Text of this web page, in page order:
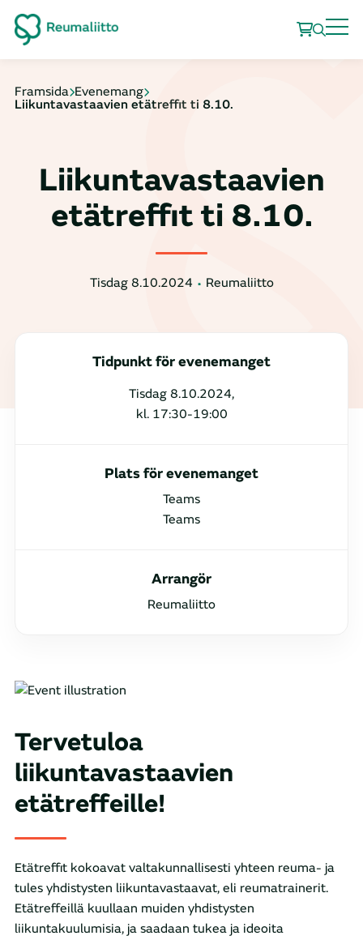
Framsida Evenemang
Liikuntavastaavien etätreffit ti 8.10.
Liikuntavastaavien
etätreffit ti 8.10.
Tisdag 8.10.2024 Reumaliitto
Tidpunkt för evenemanget
Tisdag 8.10.2024,
kl. 17:30-19:00
Plats för evenemanget
Teams
Teams
Arrangör
Reumaliitto
Tervetuloa
liikuntavastaavien
etätreffeille!
Etätreffit kokoavat valtakunnallisesti yhteen reuma- ja
tules yhdistysten liikuntavastaavat, eli reumatrainerit.
Etätreffeillä kuullaan muiden yhdistysten
liikuntakuulumisia, ja saadaan tukea ja ideoita